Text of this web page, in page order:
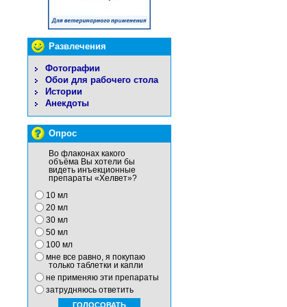
Развлечения
Фотографии
Обои для рабочего стола
Истории
Анекдоты
Опрос
Во флаконах какого
объёма Вы хотели бы
видеть инъекционные
препараты «Хелвет»?
10 мл
20 мл
30 мл
50 мл
100 мл
мне все равно, я покупаю
только таблетки и капли
не применяю эти препараты
затрудняюсь ответить